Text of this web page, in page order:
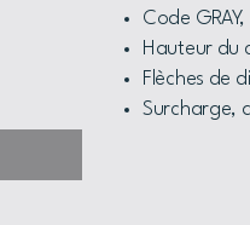
Code
Hauteur du
Flèches de
Surcharge,